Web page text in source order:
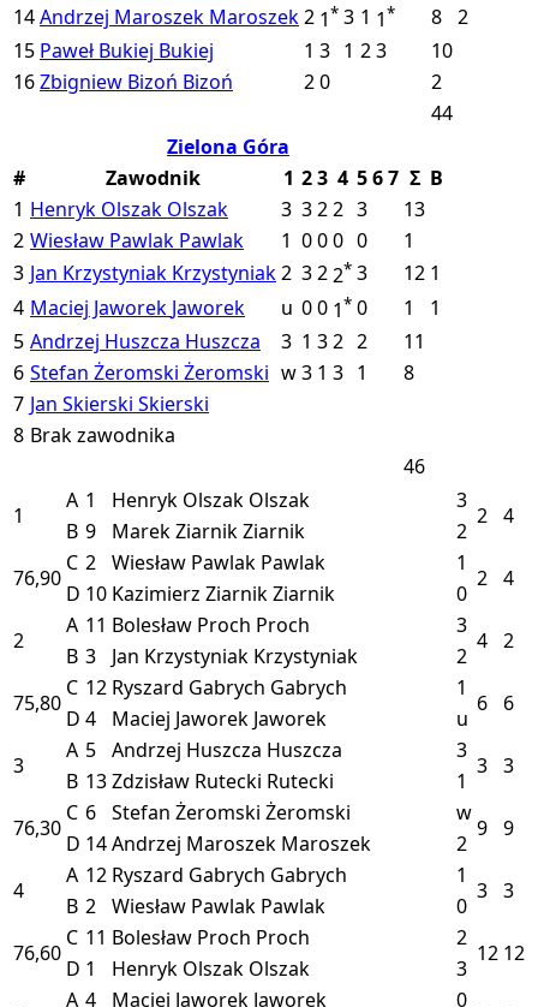
14Andrzej Maroszek Maroszek2 1* 3 1 1* 8 2
15 Paweł Bukiej Bukiej 1 3 1 23
10
16Zbigniew Bizoń Bizoń 20
2
44
Zielona Góra
#
Zawodnik 1 23 4 567 Σ B
1 Henryk Olszak Olszak 3 322 3
13
2 Wiesław Pawlak Pawlak 1 000 0
1
3 Jan Krzystyniak Krzystyniak2 322* 3 12 1
4 Maciej Jaworek Jaworek u 00 1* 0 1
1
5 Andrzej Huszcza Huszcza 3 1 32 2
11
6 Stefan Żeromski Żeromski w3 1 3 1
8
7 Jan Skierski Skierski
8 Brak zawodnika
46
1
A 1 Henryk Olszak Olszak 3
2 4
B 9 Marek ZiarnikZiarnik
2
76,90
C 2 Wiesław Pawlak Pawlak 1
2 4
D 10 Kazimierz ZiarnikZiarnik
0
2
A 11 Bolesław Proch Proch 3
4 2
B 3 Jan Krzystyniak Krzystyniak
2
75,80
C 12 Ryszard Gabrych Gabrych 1
6 6
D 4 Maciej Jaworek Jaworek
u
3
A 5 Andrzej Huszcza Huszcza 3
3 3
B 13Zdzisław Rutecki Rutecki
1
76,30
C 6 Stefan Żeromski Żeromski w
9 9
D 14Andrzej Maroszek Maroszek
2
4
A 12 Ryszard Gabrych Gabrych 1
3 3
B 2 Wiesław Pawlak Pawlak
0
76,60
C 11 Bolesław Proch Proch 2
12 12
D 1 Henryk Olszak Olszak
3
A 4 Maciej Jaworek Jaworek 0